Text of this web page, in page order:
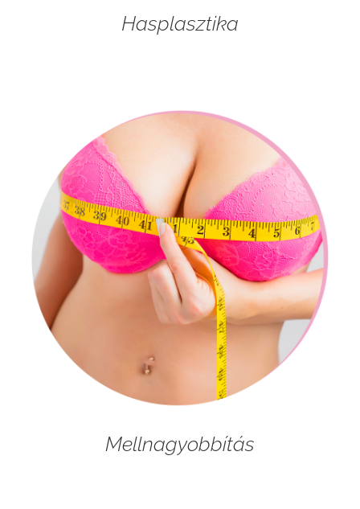
Hasplasztika
Mellnagyobbítás